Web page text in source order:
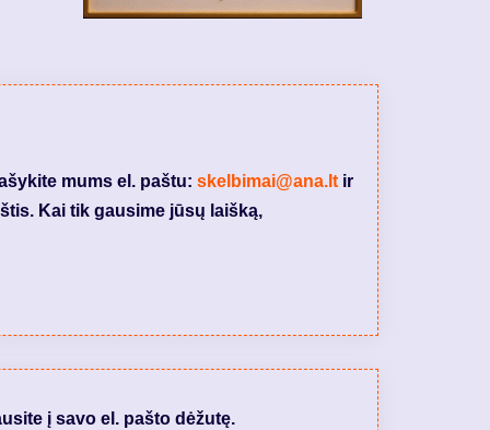
mums el. paštu: skelbimai@ana.ltir
Kai tik gausime jūsų laišką,
į savo el. pašto dėžutę.